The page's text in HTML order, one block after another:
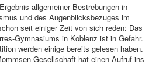
allgemeiner Bestrebungen in
und des Augenblicksbezuges im
seit einiger Zeit von sich reden: Das
Gymnasiums in Koblenz ist in Gefahr.
werden einige bereits gelesen haben.
Gesellschaft hat einen Aufruf ins